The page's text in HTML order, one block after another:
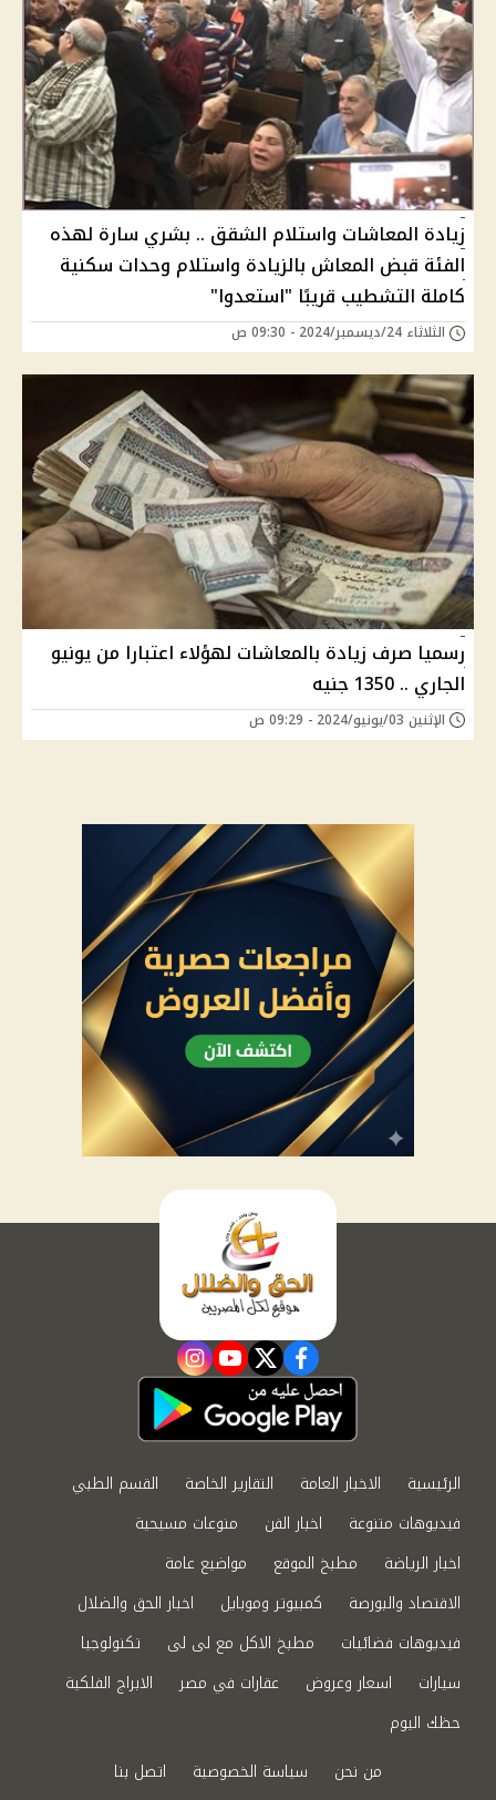
زيادة المعاشات واستلام الشقق .. بشري سارة لهذه
الفئة قبض المعاش بالزيادة واستلام وحدات سكنية
كاملة التشطيب قريبًا "استعدوا"
الثلاثاء 24/ديسمبر/2024 - 09:30 ص
رسميا صرف زيادة بالمعاشات لهؤلاء اعتبارا من يونيو
الجاري .. 1350 جنيه
الإثنين 03/يونيو/2024 - 09:29 ص
facebook
twitter
youtube
instagram
الرئيسية الاخبار العامة التقارير الخاصة
القسم الطبي
فيديوهات متنوعة
اخبار الفن
منوعات مسيحية
اخبار الرياضة
مطبخ الموقع
مواضيع عامة
الاقتصاد والبورصة
كمبيوتر وموبايل
اخبار الحق والضلال
فيديوهات فضائيات
مطبخ الاكل مع لى لى
تكنولوجيا
سيارات
اسعار وعروض عقارات في مصر
الابراج الفلكية
حظك اليوم
من نحن
سياسة الخصوصية اتصل بنا